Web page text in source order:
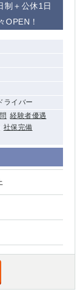
制＋公休1日
OPEN！
ライバー
経験者優遇
社保完備